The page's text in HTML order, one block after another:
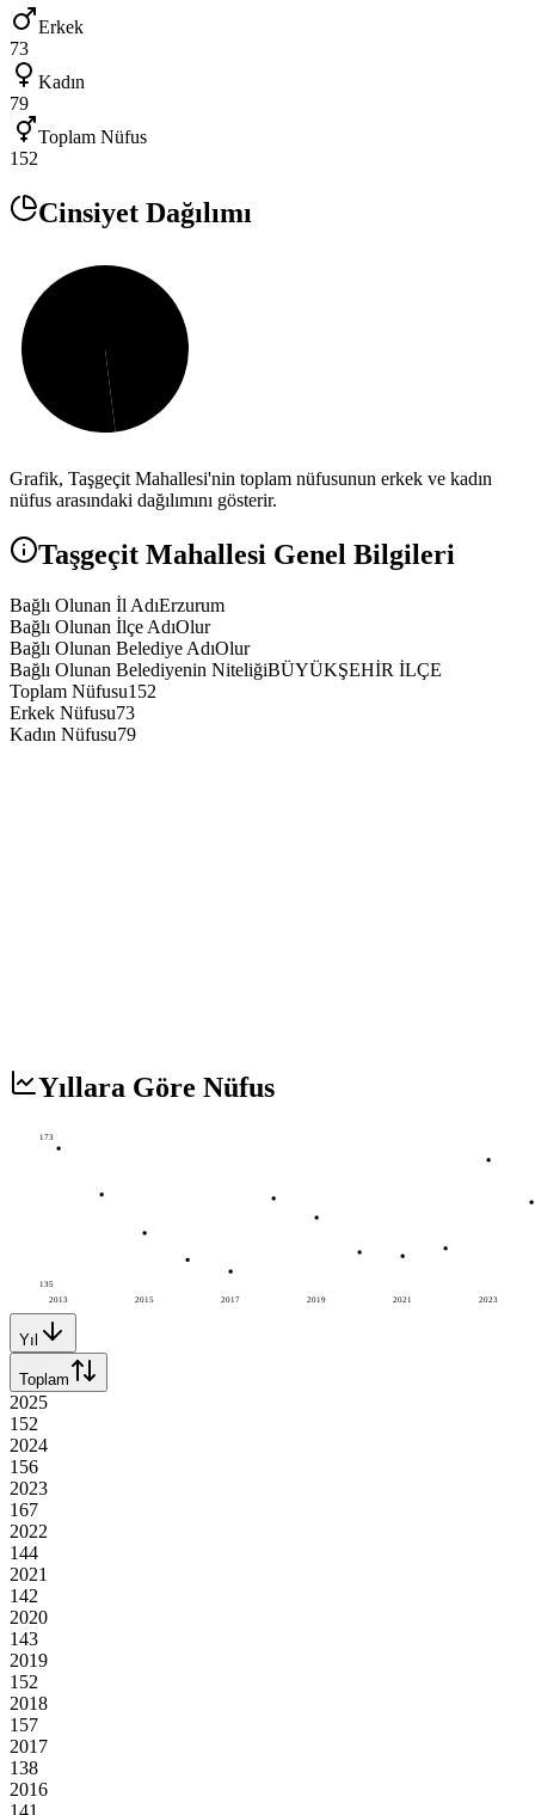
Erkek
73
Kadın
79
Toplam Nüfus
152
Cinsiyet Dağılımı
Grafik, Taşgeçit Mahallesi'nin toplam nüfusunun erkek ve kadın
nüfus arasındaki dağılımını gösterir.
Taşgeçit Mahallesi Genel Bilgileri
Bağlı Olunan İl AdıErzurum
Bağlı Olunan İlçe AdıOlur
Bağlı Olunan Belediye AdıOlur
Bağlı Olunan Belediyenin NiteliğiBÜYÜKŞEHİR İLÇE
Toplam Nüfusu152
Erkek Nüfusu73
Kadın Nüfusu79
Yıllara Göre Nüfus
2013 2015 2017 2019 2021 2023
173
135
Yıl
Toplam
2025
152
2024
156
2023
167
2022
144
2021
142
2020
143
2019
152
2018
157
2017
138
2016
141